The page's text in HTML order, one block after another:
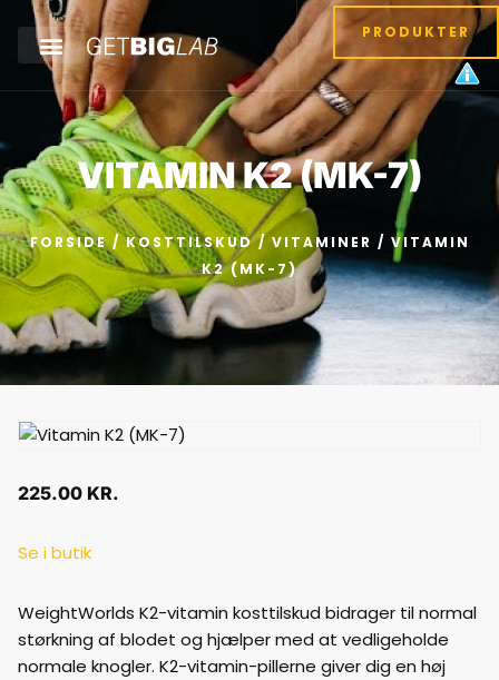
PRODUKTER
VITAMIN K2 (MK-7)
FORSIDE/KOSTTILSKUD/ VITAMINER / VITAMIN
K2 (MK-7)
225.00 KR.
Se i butik
WeightWorlds K2-vitamin kosttilskud bidrager til normal
størkning af blodet og hjælper med at vedligeholde
normale knogler. K2-vitamin-pillerne giver dig en høj